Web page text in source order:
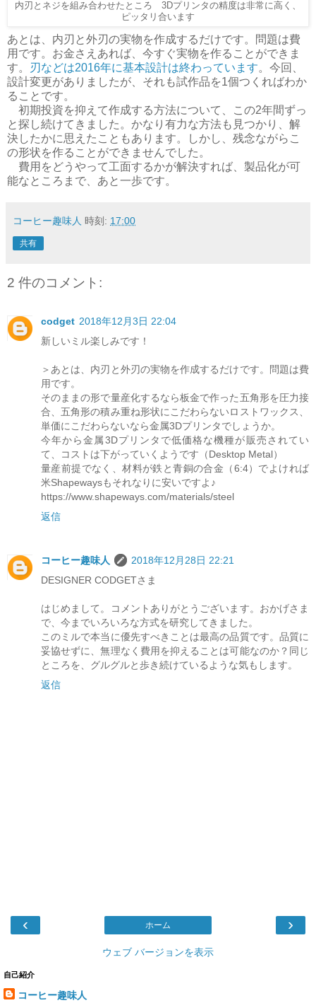
内刃とネジを組み合わせたところ 3Dプリンタの精度は非常に高く、
ピッタリ合います
あとは、内刃と外刃の実物を作成するだけです。問題は費
用です。お金さえあれば、今すぐ実物を作ることができま
す。
刃などは2016年に基本設計は終わっています。今回、
設計変更がありましたが、それも試作品を1個つくればわか
ることです。
初期投資を抑えて作成する方法について、この2年間ずっ
と探し続けてきました。かなり有力な方法も見つかり、解
決したかに思えたこともあります。しかし、残念ながらこ
の形状を作ることができませんでした。
費用をどうやって工面するかが解決すれば、製品化が可
能なところまで、あと一歩です。
コーヒー趣味人 時刻: 17:00
共有
2 件のコメント:
codget 2018年12月3日 22:04
新しいミル楽しみです！
＞あとは、内刃と外刃の実物を作成するだけです。問題は費
用です。
そのままの形で量産化するなら板金で作った五角形を圧力接
合、五角形の積み重ね形状にこだわらないロストワックス、
単価にこだわらないなら金属3Dプリンタでしょうか。
今年から金属3Dプリンタで低価格な機種が販売されてい
て、コストは下がっていくようです（Desktop Metal）
量産前提でなく、材料が鉄と青銅の合金（6:4）でよければ
米Shapewaysもそれなりに安いですよ♪
https://www.shapeways.com/materials/steel
返信
コーヒー趣味人
2018年12月28日 22:21
DESIGNER CODGETさま
はじめまして。コメントありがとうございます。おかげさま
で、今までいろいろな方式を研究してきました。
このミルで本当に優先すべきことは最高の品質です。品質に
妥協せずに、無理なく費用を抑えることは可能なのか？同じ
ところを、グルグルと歩き続けているような気もします。
返信
‹ ›
ホーム
ウェブ バージョンを表示
自己紹介
コーヒー趣味人